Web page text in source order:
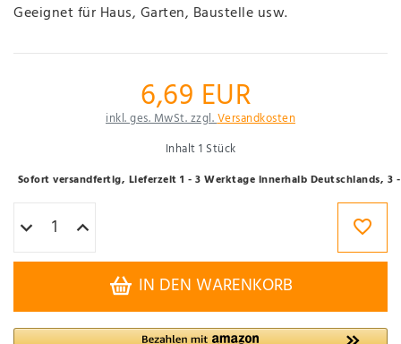
Geeignet für Haus, Garten, Baustelle usw.
6,69 EUR
inkl. ges. MwSt. zzgl.Versandkosten
Inhalt1 Stück
Sofort versandfertig, Lieferzeit 1 - 3 Werktage innerhalb Deutschlands, 3
IN DEN WARENKORB